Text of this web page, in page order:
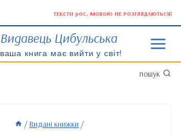
ТЕКСТИ рОС. МОВОЮ НЕ РОЗГЛЯДАЮТЬСЯ!
Видавець Цибульська
ваша книга має вийти у світ!
пошук
/Видані книжки /